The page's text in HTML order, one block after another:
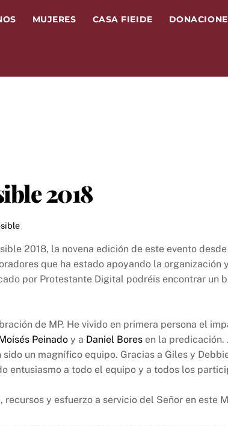
MUJERES CASA FIEIDE
2018
2018, la novena edición de este evento
que ha estado apoyando la organización
por Protestante Digital podréis encontrar un
de MP. He vivido en primera persona el
Peinado y a Daniel Bores en la predicación.
un magnífico equipo. Gracias a Giles y
entusiasmo a todo el equipo y a todos los
y esfuerzo a servicio del Señor en este